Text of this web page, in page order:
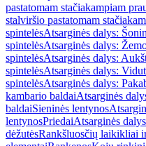
pastatomam stačiakampiam
stalviršio pastatomam
spintelėsAtsarginės dalys:
spintelėsAtsarginės dalys:
spintelėsAtsarginės dalys:
spintelėsAtsarginės dalys:
spintelėsAtsarginės dalys:
kambario baldaiAtsarginės
baldaiSieninės lentynos
lentynosPriedaiAtsarginės
dėžutėsRankšluosčių laikikliai